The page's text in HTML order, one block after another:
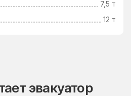
7,5 т
12 т
эвакуатор